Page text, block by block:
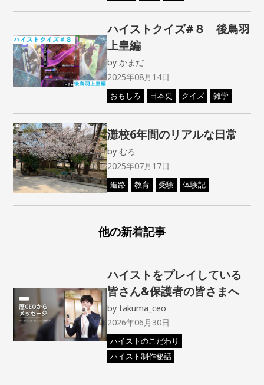
ハイストクイズ#８ 後鳥羽
上皇編
byかまだ
2025年08月14日
おもしろ 日本史 クイズ 雑学
灘校6年間のリアルな日常
byむろ
2025年07月17日
進路 教育 受験 体験記
他の新着記事
ハイストをプレイしている
皆さん&保護者の皆さまへ
bytakuma_ceo
2026年06月30日
ハイストのこだわり
ハイスト制作秘話